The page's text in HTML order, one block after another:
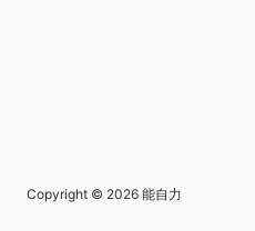
Copyright © 2026 能自力